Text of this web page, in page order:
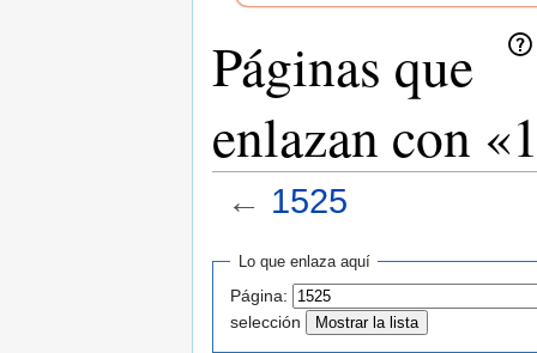
Páginas que
enlazan con
← 1525
Lo que enlaza aquí
Página:
selección